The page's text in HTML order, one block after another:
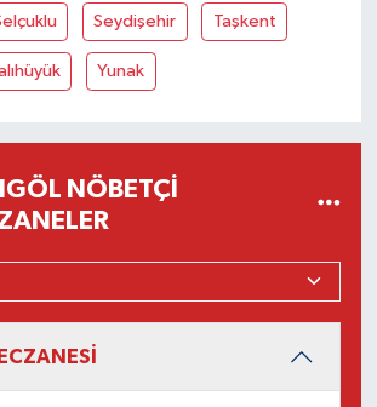
Seydişehir Taşkent
Yunak
NÖBETÇI